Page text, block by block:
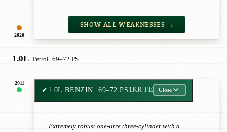
2020
SHOW ALL WEAKNESSES →
1.0L· Petrol· 69–72 PS
2011
✔ 1.0L BENZIN· 69–72 PS 1KR-FE Close
Extremely robust one-litre three-cylinder with a